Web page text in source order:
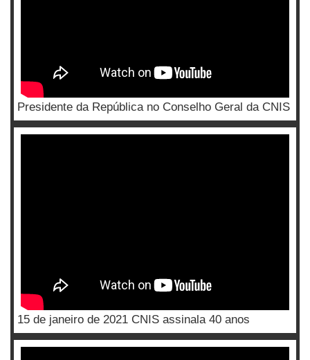
Presidente da República no Conselho Geral da CNIS
15 de janeiro de 2021 CNIS assinala 40 anos